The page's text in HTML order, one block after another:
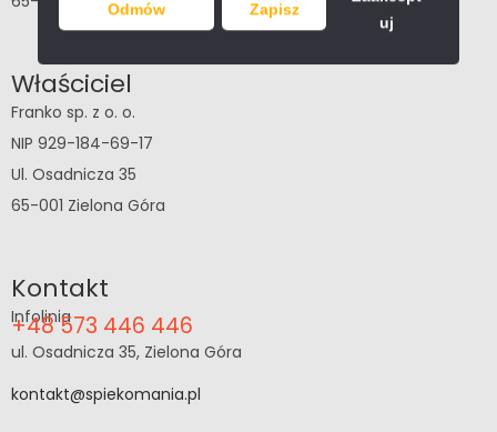
Odmów Zapisz
uj
Właściciel
Franko sp. z o. o.
NIP 929-184-69-17
Ul. Osadnicza 35
65-001 Zielona Góra
Kontakt
Infolinia
+48 573 446 446
ul. Osadnicza 35, Zielona Góra
kontakt@spiekomania.pl